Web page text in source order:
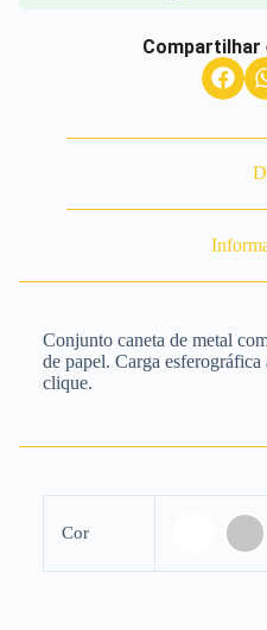
Conjunto caneta de metal
de papel. Carga
clique.
Cor